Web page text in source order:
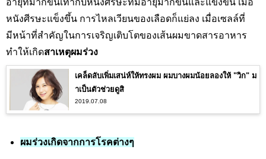
หนังศีรษะแข็งขึ้น การไหลเวียนของเลือดก็แย่ลง เมื่อเซลล์ที่
มีหน้าที่สำคัญในการเจริญเติบโตของเส้นผมขาดสารอาหาร
ทำให้เกิดสาเหตุผมร่วง
เคล็ดลับเพิ่มเสน่ห์ให้ทรงผม ผมบางผมน้อยลองให้ "วิก" ม
าเป็นตัวช่วยดูสิ
2019.07.08
ผมร่วงเกิดจากการโรคต่างๆ